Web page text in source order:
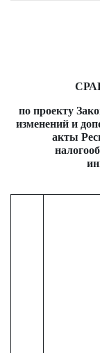
по проекту
изменений и
акты